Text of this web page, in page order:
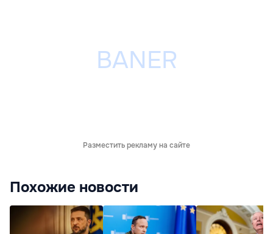
Разместить рекламу на сайте
Похожие новости